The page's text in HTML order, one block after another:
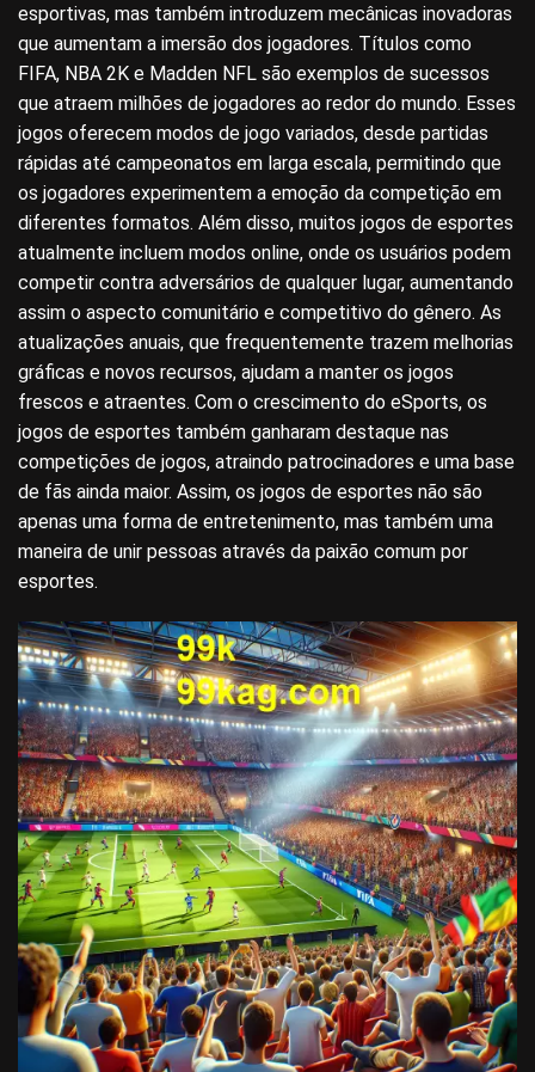
esportivas, mas também introduzem mecânicas inovadoras
que aumentam a imersão dos jogadores. Títulos como
FIFA, NBA 2K e Madden NFL são exemplos de sucessos
que atraem milhões de jogadores ao redor do mundo. Esses
jogos oferecem modos de jogo variados, desde partidas
rápidas até campeonatos em larga escala, permitindo que
os jogadores experimentem a emoção da competição em
diferentes formatos. Além disso, muitos jogos de esportes
atualmente incluem modos online, onde os usuários podem
competir contra adversários de qualquer lugar, aumentando
assim o aspecto comunitário e competitivo do gênero. As
atualizações anuais, que frequentemente trazem melhorias
gráficas e novos recursos, ajudam a manter os jogos
frescos e atraentes. Com o crescimento do eSports, os
jogos de esportes também ganharam destaque nas
competições de jogos, atraindo patrocinadores e uma base
de fãs ainda maior. Assim, os jogos de esportes não são
apenas uma forma de entretenimento, mas também uma
maneira de unir pessoas através da paixão comum por
esportes.